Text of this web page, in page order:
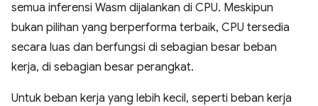
semua inferensi Wasm dijalankan di CPU. Meskipun
bukan pilihan yang berperforma terbaik, CPU tersedia
secara luas dan berfungsi di sebagian besar beban
kerja, di sebagian besar perangkat.
Untuk beban kerja yang lebih kecil, seperti beban kerja